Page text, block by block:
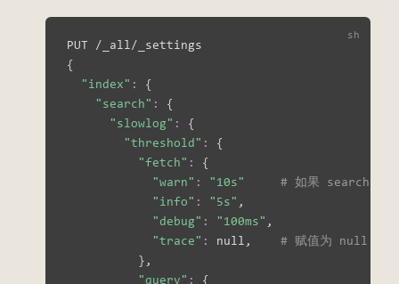
{
"index" :
{
"search" :
{
"slowlog" :
{
"threshold" :
{
"fetch" :
{
"warn" : "10s"
# 如果 search 请
"info" : "5s" ,
"debug" : "100ms" ,
"trace" : null, # 赋值为 null 即可
} ,
"query" :
{